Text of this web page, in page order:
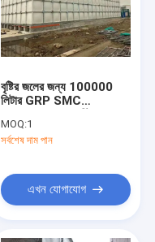
বৃষ্টির জলের জন্য 100000
লিটার GRP SMC
সঞ্চয় ট্যাঙ্ক
MOQ:1
সর্বশেষ দাম পান
এখন যোগাযোগ